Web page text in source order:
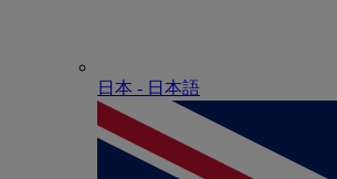
日本 - ⽇本語